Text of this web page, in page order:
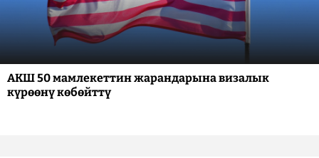
АКШ 50 мамлекеттин жарандарына визалык
күрөөнү көбөйттү